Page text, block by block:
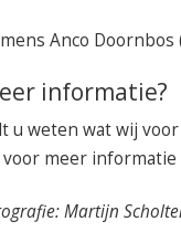
Anco
informatie?
u weten wat wij
meer informatie
Martijn